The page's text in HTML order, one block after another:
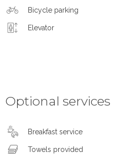
Bicycle parking
Elevator
Optional services
Breakfast service
Towels provided